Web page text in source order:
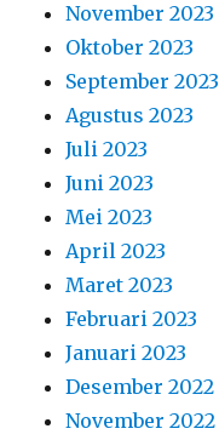
November 2023
Oktober 2023
September 2023
Agustus 2023
Juli 2023
Juni 2023
Mei 2023
April 2023
Maret 2023
Februari 2023
Januari 2023
Desember 2022
November 2022